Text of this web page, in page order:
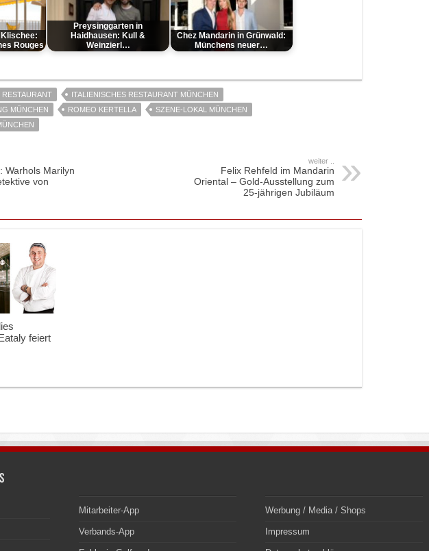
Klischee:
Rouges
Preysinggarten in
Haidhausen: Kull &
Weinzierl…
Chez Mandarin in Grünwald:
Münchens neuer…
ITALIENISCHES RESTAURANT MÜNCHEN
MÜNCHEN
ROMEO KERTELLA
SZENE-LOKAL MÜNCHEN
Warhols Marilyn
von
weiter ..
Felix Rehfeld im Mandarin
Oriental – Gold-Ausstellung zum
25-jährigen Jubiläum
feiert
Mitarbeiter-App
Verbands-App
Werbung / Media / Shops
Impressum